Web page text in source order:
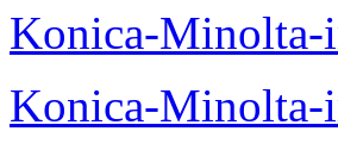
Konica-Minolta-
Konica-Minolta-